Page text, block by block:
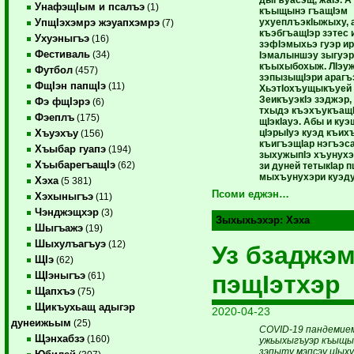
УнафэщIым и псалъэ (1)
УпщIэхэмрэ жэуапхэмрэ (7)
Ухуэныгъэ (16)
Фестиваль (34)
Футбол (457)
ФщIэн папщIэ (11)
Фэ фщIэрэ (6)
Фэеплъ (175)
Хъуэхъу (156)
Хъыбар гуапэ (194)
ХъыбарегъащIэ (62)
Хэха (5 381)
Хэхыныгъэ (11)
Чэнджэщхэр (3)
Шыгъажэ (19)
Шыхулъагъуэ (12)
ЩIэ (62)
ЩIэныгъэ (61)
Щапхъэ (75)
Щикъухьащ адыгэр
дунеижьым (25)
Щэнхабзэ (160)
къыщынэ гъащІэм
ухуеплъэкІыжыху,
къэбгъащІэр зэтес
зэфІэмыхьэ гуэр
Іэмалыншэу
къыхыбохыж.
зэпызыщІэри
ЗеикъуэкІэ
тхыдэ
щІэкІауэ. Абы и
цІэрыІуэ куэд
къигъэщІар
зыхужыпІэ
зи дуней тетыкІар
мыхъунухэри
Псоми еджэн…
Зыхыхьэхэр: Хэха
Уз
пэщIэтхэр
2020-04-23
COVID-19
ужьыхыгъуэр
зэпыту мэпсэу